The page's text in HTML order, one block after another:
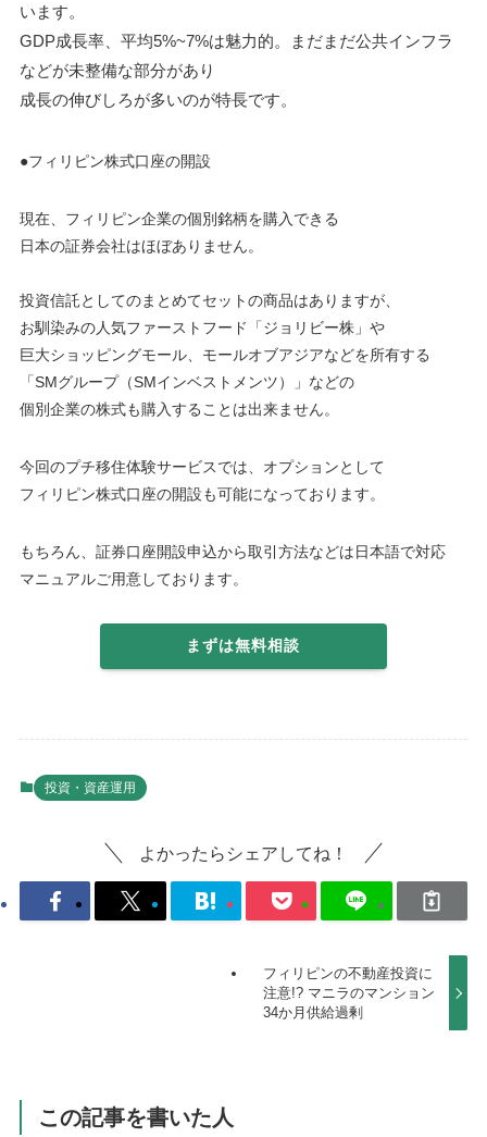
います。
GDP成長率、平均5%~7%は魅力的。まだまだ公共インフラ
などが未整備な部分があり
成長の伸びしろが多いのが特長です。
●フィリピン株式口座の開設
現在、フィリピン企業の個別銘柄を購入できる
日本の証券会社はほぼありません。
投資信託としてのまとめてセットの商品はありますが、
お馴染みの人気ファーストフード「ジョリビー株」や
巨大ショッピングモール、モールオブアジアなどを所有する
「SMグループ（SMインベストメンツ）」などの
個別企業の株式も購入することは出来ません。
今回のプチ移住体験サービスでは、オプションとして
フィリピン株式口座の開設も可能になっております。
もちろん、証券口座開設申込から取引方法などは日本語で対応
マニュアルご用意しております。
まずは無料相談
投資・資産運用
よかったらシェアしてね！
フィリピンの不動産投資に
注意!? マニラのマンション
34か月供給過剰
この記事を書いた人